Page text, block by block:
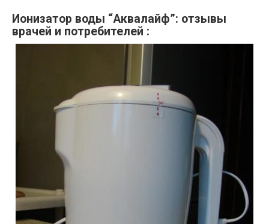
Ионизатор воды “Аквалайф”: отзывы
врачей и потребителей :